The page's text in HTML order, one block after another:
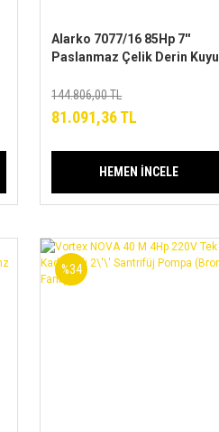
Alarko 7077/16 85Hp 7''
Paslanmaz Çelik Derin Kuyu
Pompa-Pompa Kademesi)
ALK-KPS Serisi
144.806,00 TL
81.091,36 TL
HEMEN İNCELE
%34